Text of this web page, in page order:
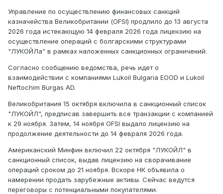
Управление по осуществлению финансовых санкций
казначейства Великобритании (OFSI) продлило до 13 августа
2026 года истекающую 14 февраля 2026 года лицензию на
осуществление операций с болгарскими структурами
"ЛУКОЙЛа" в рамках наложенных санкционных ограничений.
Согласно сообщению ведомства, речь идет о
взаимодействии с компаниями Lukoil Bulgaria EOOD и Lukoil
Neftochim Burgas AD.
Великобритания 15 октября включила в санкционный список
"ЛУКОЙЛ", предписав завершить все транзакции с компанией
к 29 ноября. Затем, 14 ноября OFSI выдало лицензию на
продолжение деятельности до 14 февраля 2026 года.
Американский Минфин включил 22 октября "ЛУКОЙЛ" в
санкционный список, выдав лицензию на сворачивание
операций сроком до 21 ноября. Вскоре НК объявила о
намерении продать зарубежные активы. Сейчас ведутся
переговоры с потенциальными покупателями.